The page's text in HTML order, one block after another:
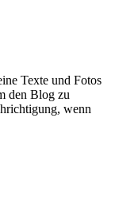
Texte und Fotos
den Blog zu
wenn